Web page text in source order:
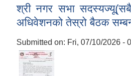
श्री नगर सभा
अधिवेशनको तेस्रो बैठक
Submitted on: Fri, 07/10/2026 -